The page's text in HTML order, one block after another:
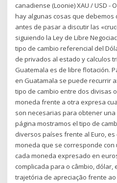
canadiense (Loonie) XAU / USD -
hay algunas cosas que debemos
antes de pasar a discutir las
siguiendo la Ley de Libre
tipo de cambio referencial del
de privados al estado y calculos
Guatemala es de libre flotación.
en Guatamala se puede recurrir
tipo de cambio entre dos divisas
moneda frente a otra expresa
son necesarias para obtener
página mostramos el tipo de
diversos países frente al Euro,
moneda que se corresponde con
cada moneda expresado en
complicada para o câmbio, dólar,
trajetória de apreciação frente